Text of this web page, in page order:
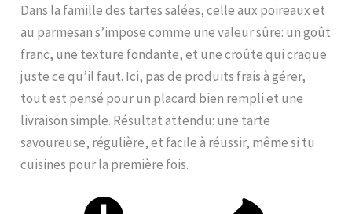
Dans la famille des tartes salées, celle aux poireaux et
au parmesan s’impose comme une valeur sûre: un goût
franc, une texture fondante, et une croûte qui craque
juste ce qu’il faut. Ici, pas de produits frais à gérer,
tout est pensé pour un placard bien rempli et une
livraison simple. Résultat attendu: une tarte
savoureuse, régulière, et facile à réussir, même si tu
cuisines pour la première fois.